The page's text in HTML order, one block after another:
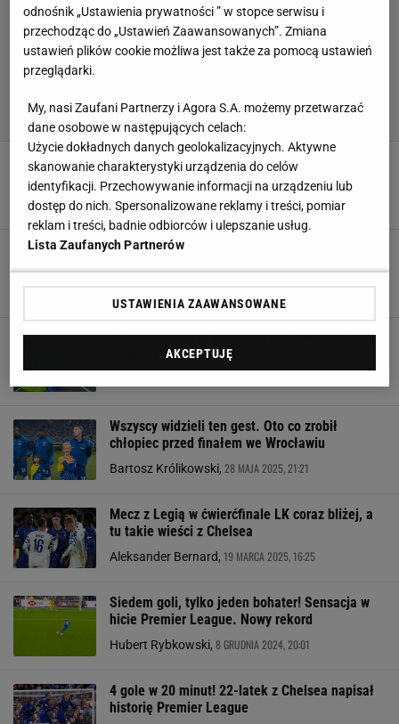
Szokujący ranking Złotej Piłki! Wiedzą więcej
niż my?
Kacper Marciniak,18 LIPCA 2025, 12:17
Absolutny rekord świata! Takiego transferu
jeszcze nigdy nie było
Kacper Marciniak,16 LIPCA 2025, 09:29
Anglicy zobaczyli mecz Chelsea we Wrocławiu.
Wymowne słowa
Wszyscy widzieli ten gest. Oto co zrobił
chłopiec przed finałem we Wrocławiu
Bartosz Królikowski, 28 MAJA 2025, 21:21
Mecz z Legią w ćwierćfinale LK coraz bliżej, a
tu takie wieści z Chelsea
Aleksander Bernard, 19 MARCA 2025, 16:25
Siedem goli, tylko jeden bohater! Sensacja w
hicie Premier League. Nowy rekord
Hubert Rybkowski, 8 GRUDNIA 2024, 20:01
4 gole w 20 minut! 22-latek z Chelsea napisał
historię Premier League
odnośnik „Ustawienia prywatności ” w stopce serwisu i
przechodząc do „Ustawień Zaawansowanych”. Zmiana
ustawień plików cookie możliwa jest także za pomocą ustawień
przeglądarki.
My, nasi Zaufani Partnerzy i Agora S.A. możemy przetwarzać
dane osobowe w następujących celach:
Użycie dokładnych danych geolokalizacyjnych. Aktywne
skanowanie charakterystyki urządzenia do celów
identyfikacji. Przechowywanie informacji na urządzeniu lub
dostęp do nich. Spersonalizowane reklamy i treści, pomiar
reklam i treści, badnie odbiorców i ulepszanie usług.
Lista Zaufanych Partnerów
USTAWIENIA ZAAWANSOWANE
AKCEPTUJĘ